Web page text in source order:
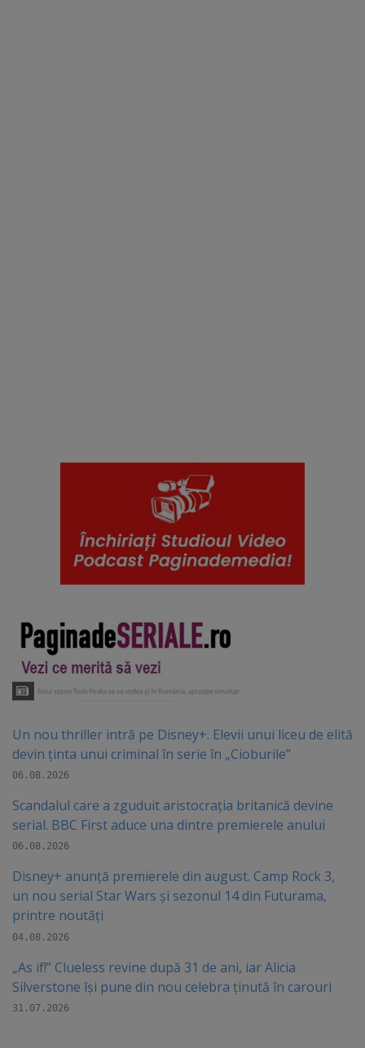
Un nou thriller intră pe Disney+. Elevii unui liceu de elită
devin ținta unui criminal în serie în „Cioburile”
06.08.2026
Scandalul care a zguduit aristocrația britanică devine
serial. BBC First aduce una dintre premierele anului
06.08.2026
Disney+ anunță premierele din august. Camp Rock 3,
un nou serial Star Wars și sezonul 14 din Futurama,
printre noutăți
04.08.2026
„As if!” Clueless revine după 31 de ani, iar Alicia
Silverstone își pune din nou celebra ținută în carouri
31.07.2026